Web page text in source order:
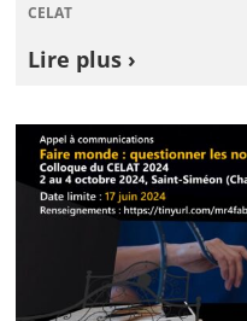
CELAT
Lire plus ›